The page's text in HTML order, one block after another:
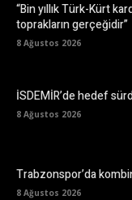
“Bin yıllık Türk-Kürt
toprakların gerçeğidir”
8 Ağustos 2026
İSDEMİR’de hedef
8 Ağustos 2026
Trabzonspor’da
8 Ağustos 2026